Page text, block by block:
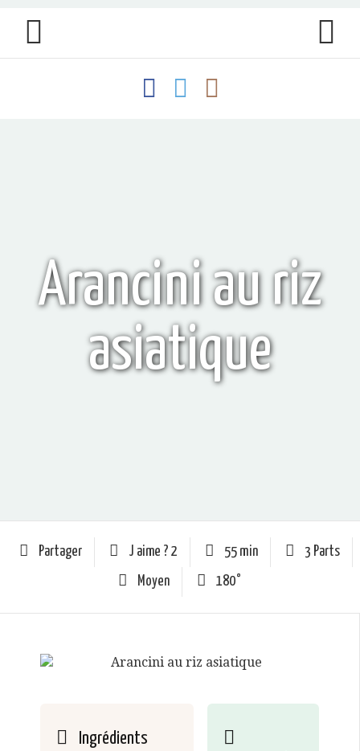
Arancini au riz
asiatique
Partager J aime ? 2 55 min 3 Parts
Moyen 180°
Ingrédients